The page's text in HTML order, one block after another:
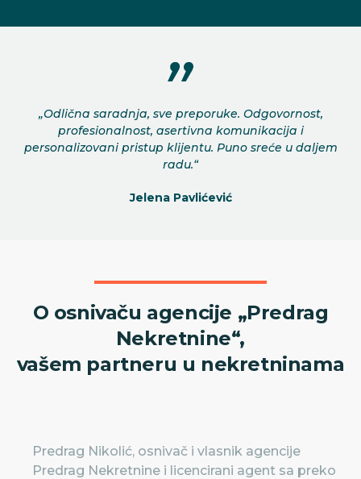
„Odlična saradnja, sve preporuke. Odgovornost,
profesionalnost, asertivna komunikacija i
personalizovani pristup klijentu. Puno sreće u daljem
radu.“
Jelena Pavlićević
O osnivaču agencije „Predrag
Nekretnine“,
vašem partneru u nekretninama
Predrag Nikolić, osnivač i vlasnik agencije
Predrag Nekretnine i licencirani agent sa preko